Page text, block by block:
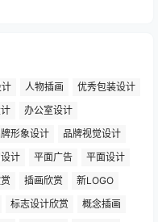
人物插画
优秀包装设计
办公室设计
形象设计
品牌视觉设计
计 平面广告
平面设计
插画欣赏
新LOGO
标志设计欣赏
概念插画